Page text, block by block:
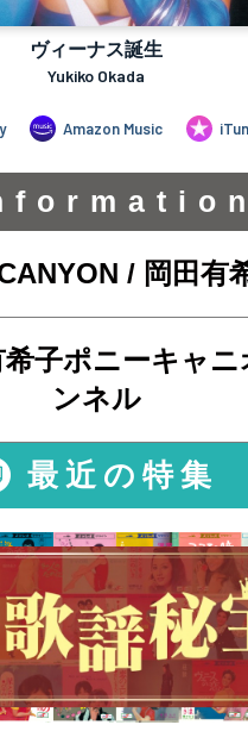
/ 岡田有
子ポニーキャ
ンネル
最近の特集